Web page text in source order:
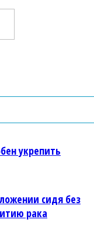
укрепить
сидя без
рака